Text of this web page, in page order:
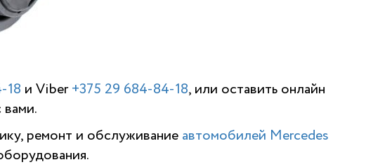
18 и Viber+375 29 684-84-18, или оставить онлайн
вами.
ремонт и обслуживание автомобилей Mercedes